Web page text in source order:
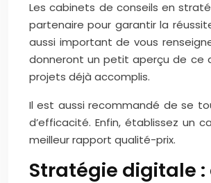
Les cabinets de conseils en
partenaire pour garantir la
aussi important de vous
donneront un petit aperçu de ce
projets déjà accomplis.
Il est aussi recommandé de se
d’efficacité. Enfin, établissez un
meilleur rapport qualité-prix.
Stratégie digitale